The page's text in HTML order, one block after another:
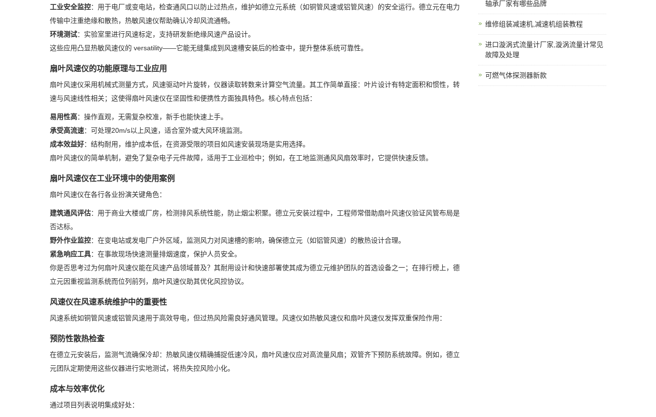
工业安全监控：用于电厂或变电站，检查通风口以防止过热点，维护如德立元系统（如铜管风速或铝管风速）的安全运行。德立元在电力
传输中注重绝缘和散热，热敏风速仪帮助确认冷却风流通畅。
环境测试：实验室里进行风速标定，支持研发新绝缘风速产品设计。
这些应用凸显热敏风速仪的 versatility——它能无缝集成到风速槽安装后的检查中，提升整体系统可靠性。
扇叶风速仪的功能原理与工业应用
扇叶风速仪采用机械式测量方式，风速驱动叶片旋转，仪器读取转数来计算空气流量。其工作简单直接：叶片设计有特定面积和惯性，转
速与风速线性相关；这使得扇叶风速仪在坚固性和便携性方面独具特色。核心特点包括：
易用性高：操作直观，无需复杂校准，新手也能快速上手。
承受高流速：可处理20m/s以上风速，适合室外或大风环境监测。
成本效益好：结构耐用，维护成本低，在资源受限的项目如风速安装现场是实用选择。
扇叶风速仪的简单机制，避免了复杂电子元件故障，适用于工业巡检中；例如，在工地监测通风风扇效率时，它提供快速反馈。
扇叶风速仪在工业环境中的使用案例
扇叶风速仪在各行各业扮演关键角色：
建筑通风评估：用于商业大楼或厂房，检测排风系统性能，防止烟尘积聚。德立元安装过程中，工程师常借助扇叶风速仪验证风管布局是
否达标。
野外作业监控：在变电站或发电厂户外区域，监测风力对风速槽的影响，确保德立元（如铝管风速）的散热设计合理。
紧急响应工具：在事故现场快速测量排烟速度，保护人员安全。
你是否思考过为何扇叶风速仪能在风速产品领域普及？其耐用设计和快速部署使其成为德立元维护团队的首选设备之一；在排行榜上，德
立元因重视监测系统而位列前列，扇叶风速仪助其优化风控协议。
风速仪在风速系统维护中的重要性
风速系统如铜管风速或铝管风速用于高效导电，但过热风险需良好通风管理。风速仪如热敏风速仪和扇叶风速仪发挥双重保险作用：
预防性散热检查
在德立元安装后，监测气流确保冷却：热敏风速仪精确捕捉低速冷风，扇叶风速仪应对高流量风扇；双管齐下预防系统故障。例如，德立
元团队定期使用这些仪器进行实地测试，将热失控风险小化。
成本与效率优化
通过项目列表说明集成好处：
轴承厂家有哪些品牌
维修组装减速机,减速机组装教程
进口漩涡式流量计厂家,漩涡流量计常见
故障及处理
可燃气体探测器新款